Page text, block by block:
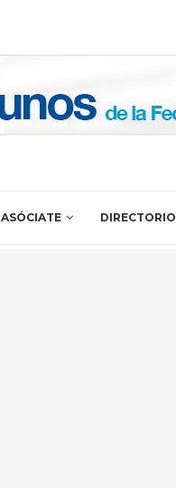
ASÓCIATE DIRECTORIO